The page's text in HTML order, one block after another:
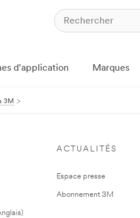
d'application Marques
3M
ACTUALITÉS
Espace presse
Abonnement 3M